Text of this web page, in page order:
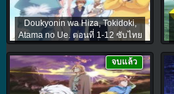
Doukyonin wa Hiza, Tokidoki,
Atama no Ue. ตอนที่ 1-12 ซับไทย
จบแล้ว